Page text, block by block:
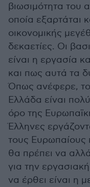
βιωσιμότητα του
οποία εξαρτάται
οικονομικής
δεκαετίες. Οι
είναι η εργασία
και πως αυτά τα
Όπως ανέφερε,
Ελλάδα είναι
όρο της
Έλληνες
τους Ευρωπαίους
θα πρέπει να
για την
να έρθει είναι η